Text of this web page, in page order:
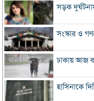
সড়ক
সংস্কার ও
ঢাকায় আজ
হাসিনাকে